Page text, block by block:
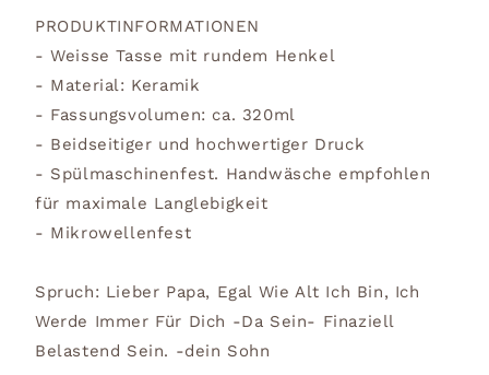
PRODUKTINFORMATIONEN
- Weisse Tasse mit rundem Henkel
- Material: Keramik
- Fassungsvolumen: ca. 320ml
- Beidseitiger und hochwertiger Druck
- Spülmaschinenfest. Handwäsche empfohlen
für maximale Langlebigkeit
- Mikrowellenfest
Spruch: Lieber Papa, Egal Wie Alt Ich Bin, Ich
Werde Immer Für Dich -Da Sein- Finaziell
Belastend Sein. -dein Sohn